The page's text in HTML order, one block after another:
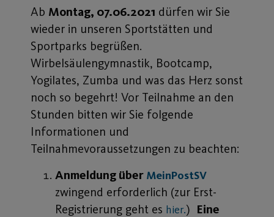
Ab Montag, 07.06.2021 dürfen wir Sie
wieder in unseren Sportstätten und
Sportparks begrüßen.
Wirbelsäulengymnastik, Bootcamp,
Yogilates, Zumba und was das Herz sonst
noch so begehrt! Vor Teilnahme an den
Stunden bitten wir Sie folgende
Informationen und
Teilnahmevoraussetzungen zu beachten:
Anmeldung über MeinPostSV
zwingend erforderlich (zur Erst-
Registrierung geht es hier.) Eine